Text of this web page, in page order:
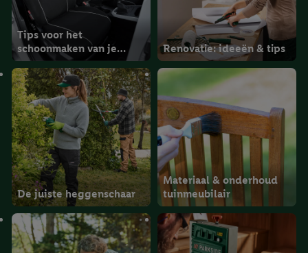
Tips voor het
schoonmaken van je
auto-interieur
Renovatie: ideeën & tips
De juiste heggenschaar
Materiaal & onderhoud
tuinmeubilair